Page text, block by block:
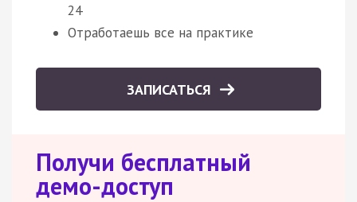
24
Отработаешь все на практике
ЗАПИСАТЬСЯ
Получи бесплатный
демо-доступ